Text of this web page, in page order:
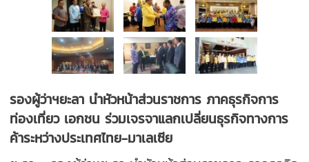
รองผู้ว่าฯยะลา นำหัวหน้าส่วนราชการ ภาคธุรกิจการ
ท่องเที่ยว เอกชน ร่วมเจรจาแลกเปลี่ยนธุรกิจทางการ
ค้าระหว่างประเทศไทย-มาเลเซีย